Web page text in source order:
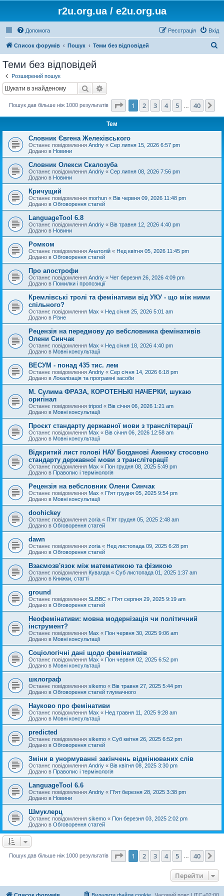
r2u.org.ua / e2u.org.ua
Допомога Вхід
Реєстрація
Список форумів Пошук Теми без відповідей
Теми без відповідей
Розширений пошук
Пошук
Пошук дав більше ніж 1000 результатів Сторінка 1 40
1 2 3 4 5 40
Тем
Словник Євгена Желехівського
Останнє повідомлення Andriy « Сер липня 15, 2026 6:57 pm
Додано в Новини
Словник Олекси Скалозуба
Останнє повідомлення Andriy « Сер липня 08, 2026 7:56 pm
Додано в Новини
Кричущий
Останнє повідомлення morhun « Вів червня 09, 2026 11:48 pm
Додано в Обговорення статей
LanguageTool 6.8
Останнє повідомлення Andriy « Вів травня 12, 2026 4:40 pm
Додано в Новини
Ромком
Останнє повідомлення Анатолій « Нед квітня 05, 2026 11:45 pm
Додано в Обговорення статей
Про апострофи
Останнє повідомлення Andriy « Чет березня 26, 2026 4:09 pm
Додано в Помилки і пропозиції
Кремлівські тролі та фемінативи від УКУ - що між ними
спільного?
Останнє повідомлення Max « Нед січня 25, 2026 5:01 am
Додано в Різне
Рецензія на передмову до вебсловника фемінативів
Олени Синчак
Останнє повідомлення Max « Нед січня 18, 2026 4:40 pm
Додано в Мовні консультації
ВЕСУМ - понад 435 тис. лем
Останнє повідомлення Andriy « Сер січня 14, 2026 6:18 pm
Додано в Локалізація та програмні засоби
М. Сулима ФРАЗА, КОРОТЕНЬКІ НАЧЕРКИ, шукаю
оригінал
Останнє повідомлення tripod « Вів січня 06, 2026 1:21 am
Додано в Мовні консультації
Проєкт стандарту державної мови з транслітерації
Останнє повідомлення Max « Вів січня 06, 2026 12:58 am
Додано в Мовні консультації
Відкритий лист голові НАУ Богданові Ажнюку стосовно
стандарту державної мови з транслітерації
Останнє повідомлення Max « Пон грудня 08, 2025 5:49 pm
Додано в Правопис і термінологія
Рецензія на вебсловник Олени Синчак
Останнє повідомлення Max « П'ят грудня 05, 2025 9:54 pm
Додано в Мовні консультації
doohickey
Останнє повідомлення zoria « П'ят грудня 05, 2025 2:48 am
Додано в Обговорення статей
dawn
Останнє повідомлення zoria « Нед листопада 09, 2025 6:28 pm
Додано в Обговорення статей
Взаємозв'язок між математикою та фізикою
Останнє повідомлення Кувалда « Суб листопада 01, 2025 1:37 am
Додано в Книжки, статті
ground
Останнє повідомлення SLBBC « П'ят серпня 29, 2025 9:19 am
Додано в Обговорення статей
Неофемінативи: мовна модернізація чи політичний
інструмент?
Останнє повідомлення Max « Пон червня 30, 2025 9:06 am
Додано в Мовні консультації
Соціологічні дані щодо фемінативів
Останнє повідомлення Max « Пон червня 02, 2025 6:52 pm
Додано в Мовні консультації
шклограф
Останнє повідомлення sikemo « Вів травня 27, 2025 5:44 pm
Додано в Обговорення статей тлумачного
Науково про фемінативи
Останнє повідомлення Max « Нед травня 11, 2025 9:28 am
Додано в Мовні консультації
predicted
Останнє повідомлення sikemo « Суб квітня 26, 2025 6:52 pm
Додано в Обговорення статей
Зміни в унормуванні закінчень відмінюваних слів
Останнє повідомлення Andriy « Вів квітня 08, 2025 3:30 pm
Додано в Правопис і термінологія
LanguageTool 6.6
Останнє повідомлення Andriy « П'ят березня 28, 2025 3:38 pm
Додано в Новини
Шмуклерц
Останнє повідомлення sikemo « Пон березня 03, 2025 2:02 pm
Додано в Обговорення статей
Пошук дав більше ніж 1000 результатів Сторінка 1 40
1 2 3 4 5 40
Перейти
Список форумів Часовий пояс UTC+02:00
Видалити файли cookie